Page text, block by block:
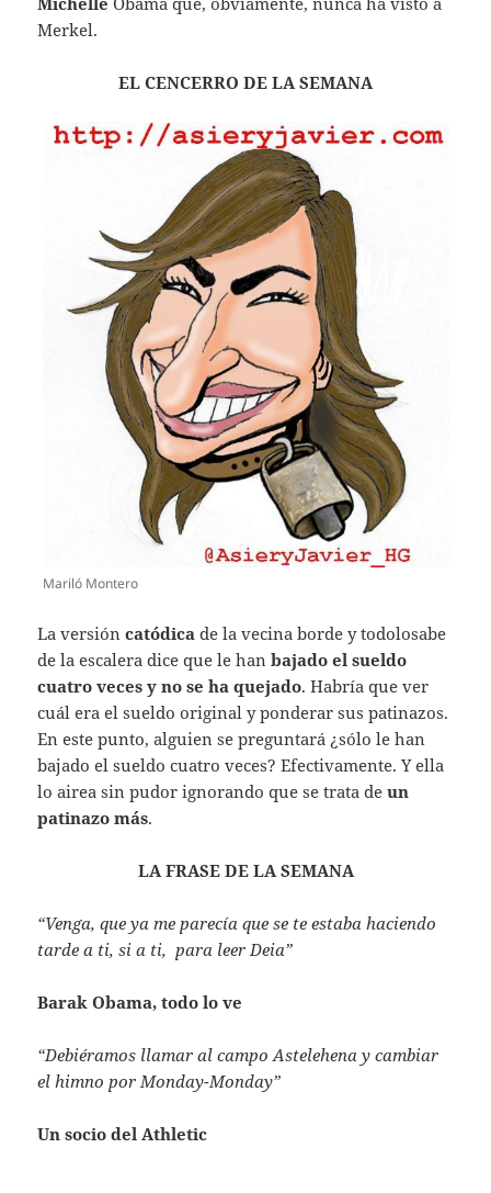
Merkel.
EL CENCERRO DE LA SEMANA
Mariló Montero
La versióncatódica de la vecina borde y todolosabe
de la escalera dice que le hanbajado el sueldo
cuatro veces y no se ha quejado. Habría que ver
cuál era el sueldo original y ponderar sus patinazos.
En este punto, alguien se preguntará ¿sólo le han
bajado el sueldo cuatro veces? Efectivamente. Y ella
lo airea sin pudor ignorando que se trata deun
patinazo más.
LA FRASE DE LA SEMANA
“Venga, que ya me parecía que se te estaba haciendo
tarde a ti, si a ti, para leer Deia”
Barak Obama, todo lo ve
“Debiéramos llamar al campo Astelehena y cambiar
el himno por Monday-Monday”
Un socio del Athletic